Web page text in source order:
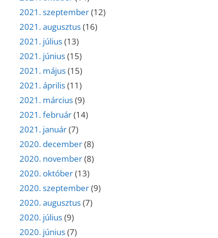
2021. szeptember(12)
2021. augusztus(16)
2021. július(13)
2021. június(15)
2021. május(15)
2021. április(11)
2021. március(9)
2021. február(14)
2021. január(7)
2020. december(8)
2020. november(8)
2020. október(13)
2020. szeptember(9)
2020. augusztus(7)
2020. július(9)
2020. június(7)